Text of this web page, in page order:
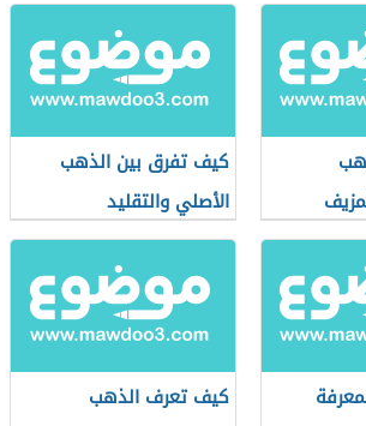
كيف تفرق بين الذهب
الأصلي والتقليد
كيف تعرف الذهب